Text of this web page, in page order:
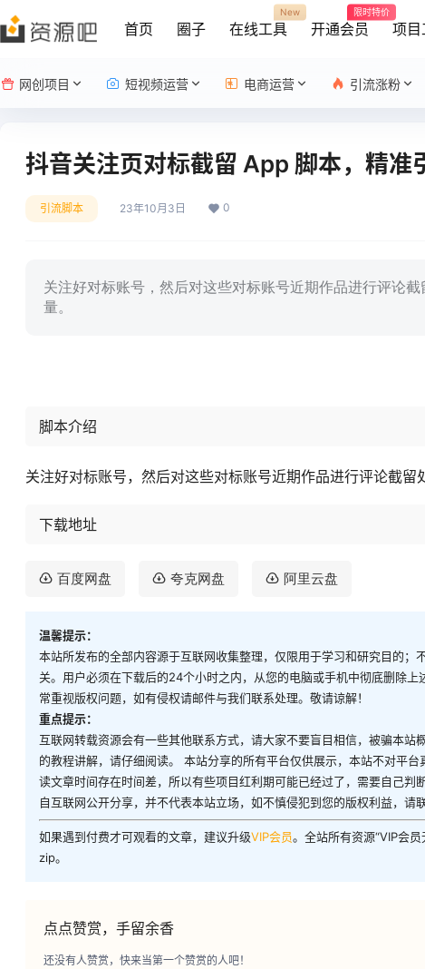
首页 圈子 在线工具
New
开通会员
限时特价
项目
网创项目 短视频运营 电商运营 引流涨粉
抖音关注页对标截留 App 脚本，精准
引流脚本 23年10月3日 0
关注好对标账号，然后对这些对标账号近期作品进行评论
量。
脚本介绍
关注好对标账号，然后对这些对标账号近期作品进行评论截
下载地址
百度网盘 夸克网盘 阿里云盘
温馨提示：
本站所发布的全部内容源于互联网收集整理，仅限用于学习和研究目的
关。用户必须在下载后的24个小时之内，从您的电脑或手机中彻底删除
常重视版权问题，如有侵权请邮件与我们联系处理。敬请谅解！
重点提示：
互联网转载资源会有一些其他联系方式，请大家不要盲目相信，被骗本
的教程讲解，请仔细阅读。 本站分享的所有平台仅供展示，本站不对平
读文章时间存在时间差，所以有些项目红利期可能已经过了，需要自己
自互联网公开分享，并不代表本站立场，如不慎侵犯到您的版权利益，请
如果遇到付费才可观看的文章，建议升级VIP会员。全站所有资源“VIP会
zip。
点点赞赏，手留余香
还没有人赞赏，快来当第一个赞赏的人吧！